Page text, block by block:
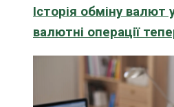
Історія обміну валют
валютні операції